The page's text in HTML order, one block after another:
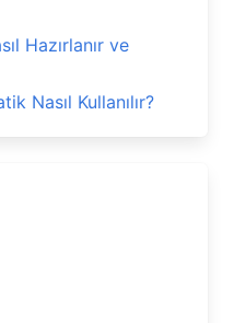
Hazırlanır ve
Nasıl Kullanılır?